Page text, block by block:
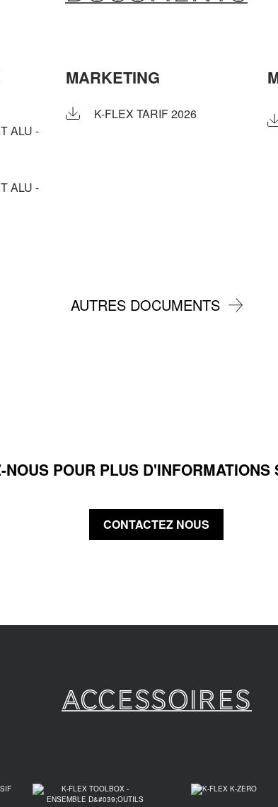
ALU -
ALU -
MARKETING
K-FLEX TARIF 2026
AUTRES DOCUMENTS
NOUS POUR PLUS D'INFORMATIONS
CONTACTEZ NOUS
Accessoires